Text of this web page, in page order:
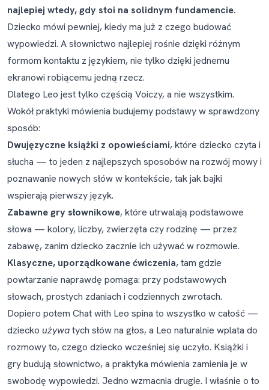
najlepiej wtedy, gdy stoi na solidnym fundamencie.
Dziecko mówi pewniej, kiedy ma już z czego budować
wypowiedzi. A słownictwo najlepiej rośnie dzięki różnym
formom kontaktu z językiem, nie tylko dzięki jednemu
ekranowi robiącemu jedną rzecz.
Dlatego Leo jest tylko częścią Voiczy, a nie wszystkim.
Wokół praktyki mówienia budujemy podstawy w sprawdzony
sposób:
Dwujęzyczne książki z opowieściami, które dziecko czyta i
słucha — to jeden z najlepszych sposobów na rozwój mowy i
poznawanie nowych słów w kontekście, tak jak bajki
wspierają pierwszy język.
Zabawne gry słownikowe, które utrwalają podstawowe
słowa — kolory, liczby, zwierzęta czy rodzinę — przez
zabawę, zanim dziecko zacznie ich używać w rozmowie.
Klasyczne, uporządkowane ćwiczenia, tam gdzie
powtarzanie naprawdę pomaga: przy podstawowych
słowach, prostych zdaniach i codziennych zwrotach.
Dopiero potem Chat with Leo spina to wszystko w całość —
dziecko używatych słów na głos, a Leo naturalnie wplata do
rozmowy to, czego dziecko wcześniej się uczyło. Książki i
gry budują słownictwo, a praktyka mówienia zamienia je w
swobodę wypowiedzi. Jedno wzmacnia drugie. I właśnie o to